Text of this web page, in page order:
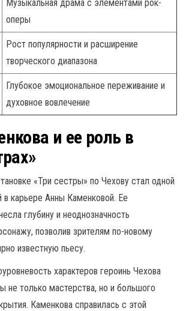
Музыкальная драма с элементами рок-
оперы
Рост популярности и расширение
творческого диапазона
Глубокое эмоциональное переживание и
духовное вовлечение
и ее роль в
«Три сестры» по Чехову стал одной
карьере Анны Каменковой. Ее
глубину и неоднозначность
позволив зрителям по-новому
известную пьесу.
характеров героинь Чехова
не только мастерства, но и большого
Каменкова справилась с этой